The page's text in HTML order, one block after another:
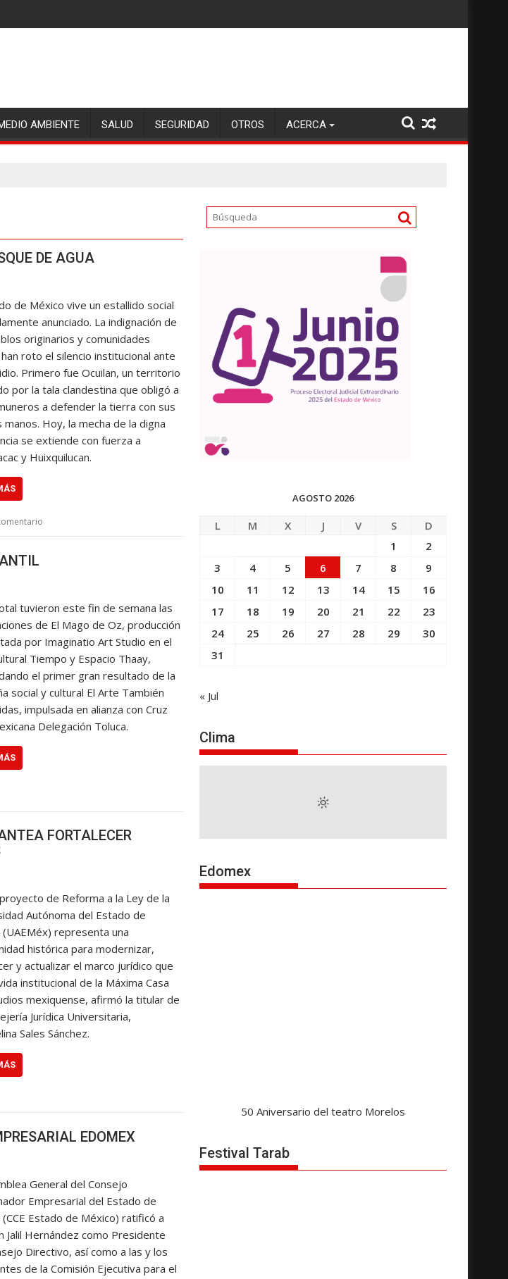
AMBIENTE SALUD SEGURIDAD OTROS ACERCA
DE AGUA
de México vive un estallido social
anunciado. La indignación de
originarios y comunidades
roto el silencio institucional ante
Primero fue Ocuilan, un territorio
por la tala clandestina que obligó a
a defender la tierra con sus
manos. Hoy, la mecha de la digna
se extiende con fuerza a
y Huixquilucan.
tuvieron este fin de semana las
de El Mago de Oz, producción
por Imaginatio Art Studio en el
Tiempo y Espacio Thaay,
el primer gran resultado de la
social y cultural El Arte También
impulsada en alianza con Cruz
Delegación Toluca.
FORTALECER
de Reforma a la Ley de la
Autónoma del Estado de
(UAEMéx) representa una
histórica para modernizar,
y actualizar el marco jurídico que
institucional de la Máxima Casa
mexiquense, afirmó la titular de
Jurídica Universitaria,
Sales Sánchez.
EDOMEX
General del Consejo
Empresarial del Estado de
Estado de México) ratificó a
Jalil Hernández como Presidente
Directivo, así como a las y los
de la Comisión Ejecutiva para el
AGOSTO 2026
L M X J V S
D
1
2
3
4 5 6 7 8
9
10
11 12 13 14 15
16
17
18 19 20 21 22
23
24
25 26 27 28 29
30
31
« Jul
Clima
Edomex
50 Aniversario del teatro Morelos
Festival Tarab